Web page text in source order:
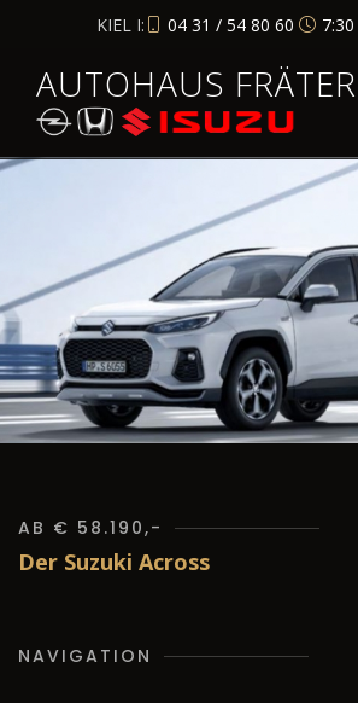
KIEL I: 04 31 / 54 80 60
AUTOHAUS FRÄTER
AB € 58.190,-
Der Suzuki Across
NAVIGATION